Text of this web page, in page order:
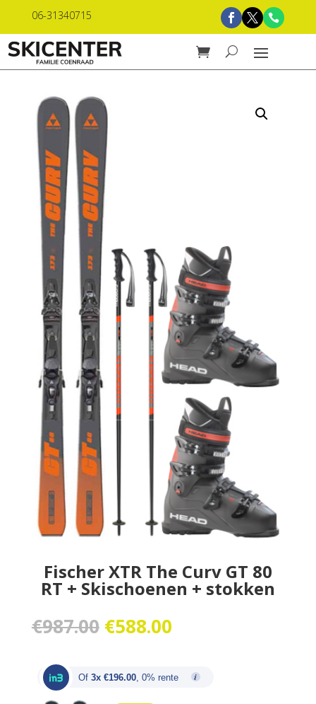
06-31340715
Fischer XTR The Curv GT 80
RT + Skischoenen + stokken
€987.00 Oorspronkelijke
prijs
€987.00.
€588.00Huidige
€588.00.
Of 3x €196.00, 0% rente